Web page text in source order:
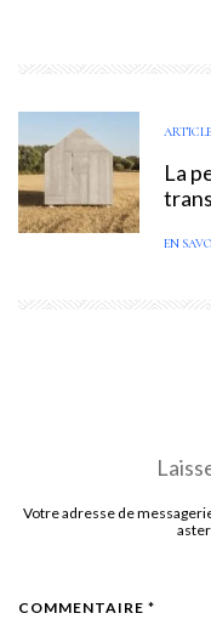
La
EN
Votre adresse de
COMMENTAIRE *